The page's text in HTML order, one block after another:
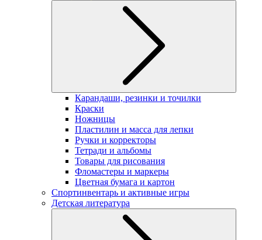
Карандаши, резинки и точилки
Краски
Ножницы
Пластилин и масса для лепки
Ручки и корректоры
Тетради и альбомы
Товары для рисования
Фломастеры и маркеры
Цветная бумага и картон
Спортинвентарь и активные игры
Детская литература